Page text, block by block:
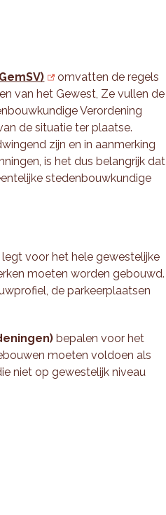
omvatten de regels
van het Gewest, Ze vullen de
Verordening
de situatie ter plaatse.
zijn en in aanmerking
is het dus belangrijk dat
stedenbouwkundige
legt voor het hele gewestelijke
moeten worden gebouwd.
de parkeerplaatsen
bepalen voor het
moeten voldoen als
niet op gewestelijk niveau